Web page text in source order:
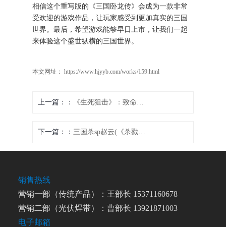
相信这个重写版的《三国卧龙传》会成为一款非常
受欢迎的游戏作品，让玩家感受到更加真实的三国
世界。最后，希望游戏能够早日上市，让我们一起
来体验这个盛世纵横的三国世界。
本文网址： https://www.hjyyb.com/works/159.html
上一篇： 《生死狙击》：致命狙击战斗新体验(新标题：探索全新的致命狙击战斗体验——生死狙击)
下一篇： 三国杀sp赵云(《杀戮战场：赵云传说》)
销售热线
营销一部（传统产品）：王部长 15371160678
营销二部（光伏焊带）：曹部长 13921871003
电子邮箱